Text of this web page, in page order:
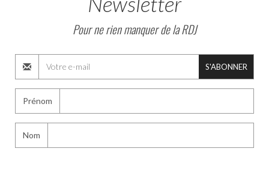
Pour ne rien manquer de la RDJ
S'ABONNER
Prénom
Nom